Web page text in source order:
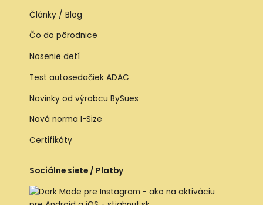
Články / Blog
Čo do pôrodnice
Nosenie detí
Test autosedačiek ADAC
Novinky od výrobcu BySues
Nová norma I-Size
Certifikáty
Sociálne siete / Platby